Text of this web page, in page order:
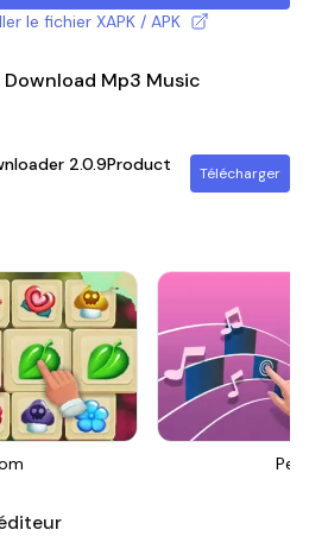
le fichier XAPK / APK
Mp3 Music
2.0.9Product Télécharger